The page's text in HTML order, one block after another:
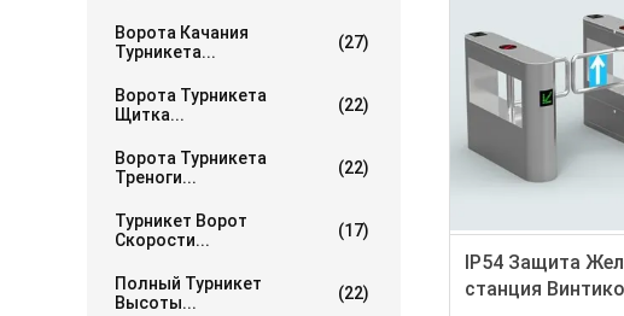
Ворота Качания
Турникета...
(27)
Ворота Турникета
Щитка...
(22)
Ворота Турникета
Треноги...
(22)
Турникет Ворот
Скорости...
(17)
Полный Турникет
Высоты...
(22)
IP54 Защита
станция